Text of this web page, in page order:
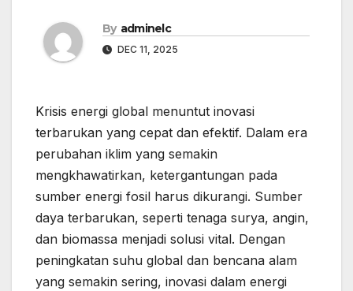
By adminelc
DEC 11, 2025
Krisis energi global menuntut inovasi
terbarukan yang cepat dan efektif. Dalam era
perubahan iklim yang semakin
mengkhawatirkan, ketergantungan pada
sumber energi fosil harus dikurangi. Sumber
daya terbarukan, seperti tenaga surya, angin,
dan biomassa menjadi solusi vital. Dengan
peningkatan suhu global dan bencana alam
yang semakin sering, inovasi dalam energi